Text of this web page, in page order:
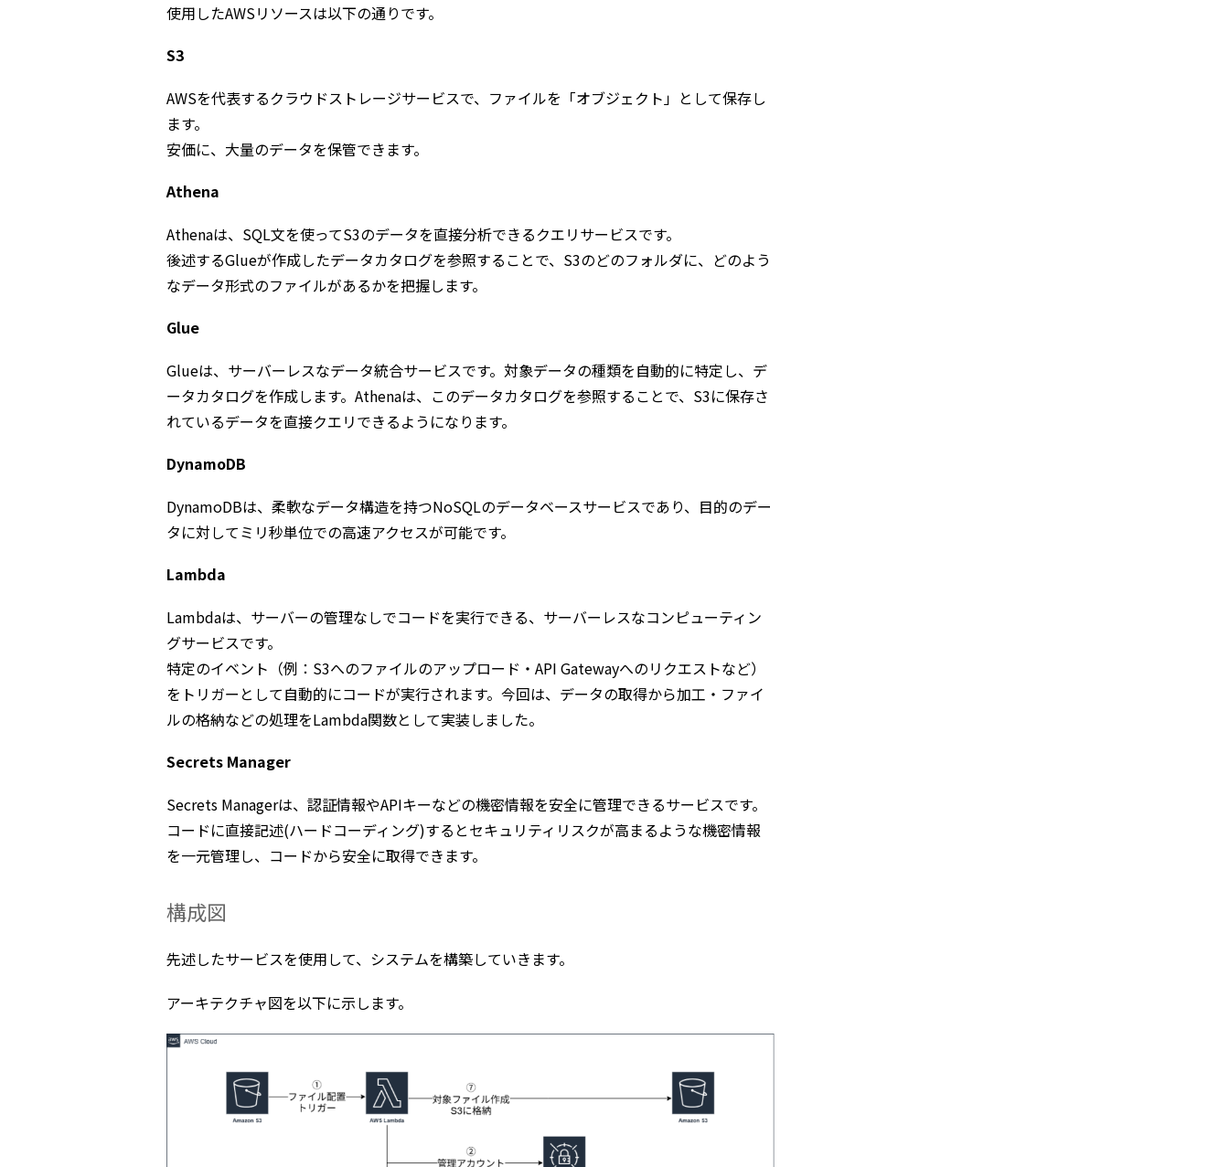
使用したAWSリソースは以下の通りです。
S3
AWSを代表するクラウドストレージサービスで、ファイルを「オブジェクト」として保存し
ます。
安価に、大量のデータを保管できます。
Athena
Athenaは、SQL文を使ってS3のデータを直接分析できるクエリサービスです。
後述するGlueが作成したデータカタログを参照することで、S3のどのフォルダに、どのよう
なデータ形式のファイルがあるかを把握します。
Glue
Glueは、サーバーレスなデータ統合サービスです。対象データの種類を自動的に特定し、デ
ータカタログを作成します。Athenaは、このデータカタログを参照することで、S3に保存さ
れているデータを直接クエリできるようになります。
DynamoDB
DynamoDBは、柔軟なデータ構造を持つNoSQLのデータベースサービスであり、目的のデー
タに対してミリ秒単位での高速アクセスが可能です。
Lambda
Lambdaは、サーバーの管理なしでコードを実行できる、サーバーレスなコンピューティン
グサービスです。
特定のイベント（例：S3へのファイルのアップロード・API Gatewayへのリクエストなど）
をトリガーとして自動的にコードが実行されます。今回は、データの取得から加工・ファイ
ルの格納などの処理をLambda関数として実装しました。
Secrets Manager
Secrets Managerは、認証情報やAPIキーなどの機密情報を安全に管理できるサービスです。
コードに直接記述(ハードコーディング)するとセキュリティリスクが高まるような機密情報
を一元管理し、コードから安全に取得できます。
構成図
先述したサービスを使用して、システムを構築していきます。
アーキテクチャ図を以下に示します。